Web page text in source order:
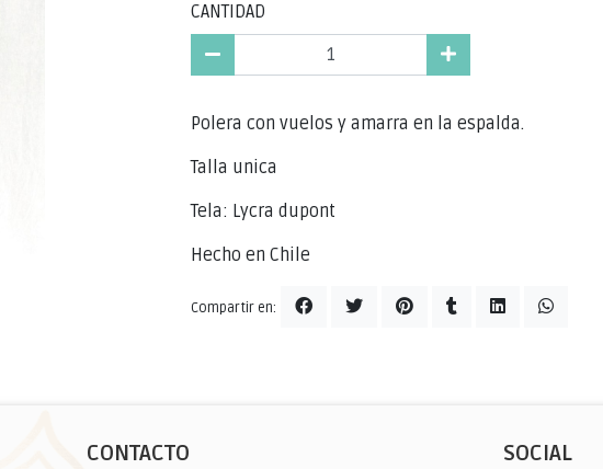
CANTIDAD
Polera con vuelos y amarra en la espalda.
Talla unica
Tela: Lycra dupont
Hecho en Chile
Compartir en:
CONTACTO SOCIAL